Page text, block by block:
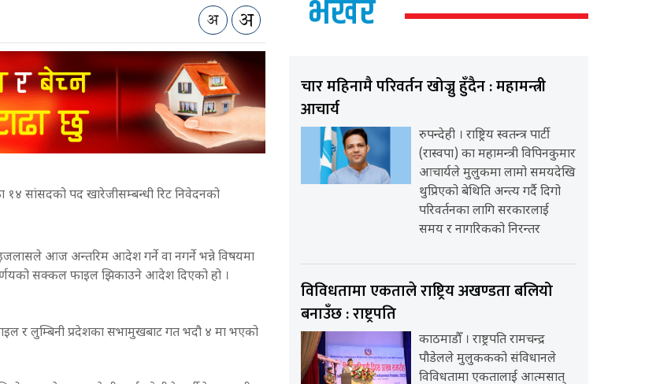
१४ सांसदको पद खारेजीसम्बन्धी रिट निवेदनको
आज अन्तरिम आदेश गर्ने वा नगर्ने भन्ने विषयमा
सक्कल फाइल झिकाउने आदेश दिएको हो ।
र लुम्बिनी प्रदेशका सभामुखबाट गत भदौ ४ मा भएको
भर्खर
चार महिनामै परिवर्तन खोज्नु हुँदैन : महामन्त्री
आचार्य
रुपन्देही । राष्ट्रिय स्वतन्त्र पार्टी
(रास्वपा) का महामन्त्री विपिनकुमार
आचार्यले मुलुकमा लामो समयदेखि
थुप्रिएको बेथिति अन्त्य गर्दै दिगो
परिवर्तनका लागि सरकारलाई
समय र नागरिकको निरन्तर
विविधतामा एकताले राष्ट्रिय अखण्डता बलियो
बनाउँछ : राष्ट्रपति
काठमाडौँ । राष्ट्रपति रामचन्द्र
पौडेलले मुलुककको संविधानले
विविधतामा एकतालाई आत्मसात्